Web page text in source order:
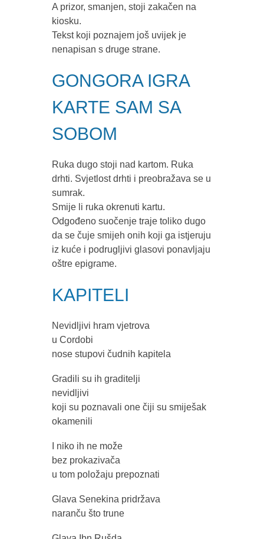
A prizor, smanjen, stoji zakačen na
kiosku.
Tekst koji poznajem još uvijek je
nenapisan s druge strane.
GONGORA IGRA
KARTE SAM SA
SOBOM
Ruka dugo stoji nad kartom. Ruka
drhti. Svjetlost drhti i preobražava se u
sumrak.
Smije li ruka okrenuti kartu.
Odgođeno suočenje traje toliko dugo
da se čuje smijeh onih koji ga istjeruju
iz kuće i podrugljivi glasovi ponavljaju
oštre epigrame.
KAPITELI
Nevidljivi hram vjetrova
u Cordobi
nose stupovi čudnih kapitela
Gradili su ih graditelji
nevidljivi
koji su poznavali one čiji su smiješak
okamenili
I niko ih ne može
bez prokazivača
u tom položaju prepoznati
Glava Senekina pridržava
naranču što trune